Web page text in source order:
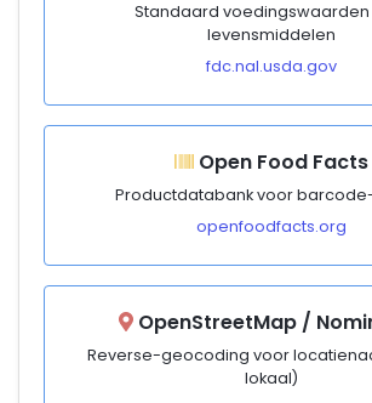
Standaard
levensmiddelen
fdc.nal.usda.gov
Open Food Facts
Productdatabank voor
openfoodfacts.org
OpenStreetMap /
Reverse-geocoding voor
lokaal)